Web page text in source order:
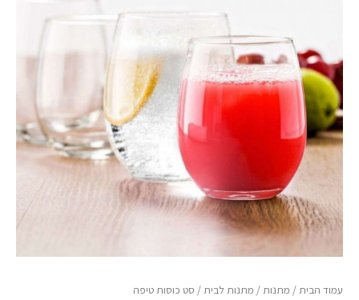
עמוד הבית/ מתנות/ מתנות לבית/ סט כוסות טיפה